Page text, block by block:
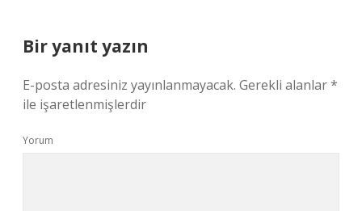
Bir yanıt yazın
E-posta adresiniz yayınlanmayacak. Gerekli alanlar*
ile işaretlenmişlerdir
Yorum